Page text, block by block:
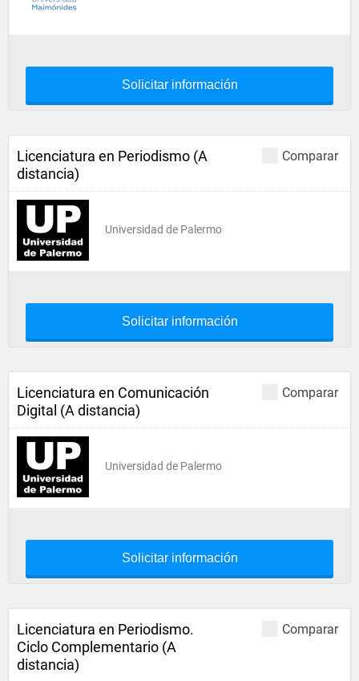
Solicitar información
Comparar
Licenciatura en Periodismo (A
distancia)
Universidad de Palermo
Solicitar información
Comparar
Licenciatura en Comunicación
Digital (A distancia)
Universidad de Palermo
Solicitar información
Comparar
Licenciatura en Periodismo.
Ciclo Complementario (A
distancia)